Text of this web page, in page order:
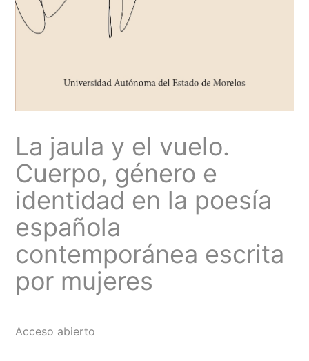
La jaula y el vuelo.
Cuerpo, género e
identidad en la poesía
española
contemporánea escrita
por mujeres
Acceso abierto